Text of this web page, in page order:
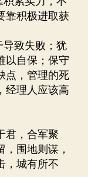
靠积极进取获
致失败；犹
以自保；保守
点，管理的死
经理人应该高
，合军聚
围地则谋，
，城有所不